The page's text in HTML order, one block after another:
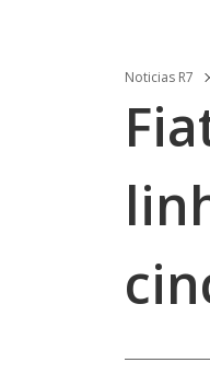
Noticias R7